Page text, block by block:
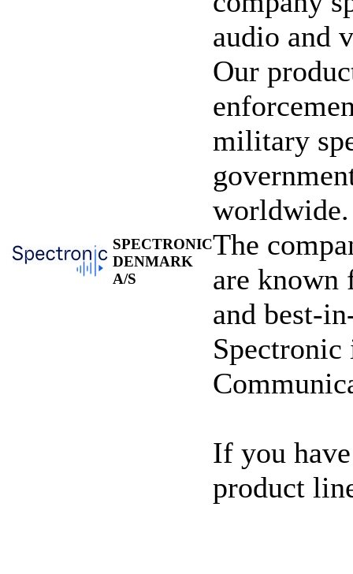
SPECTRONIC
DENMARK
A/S
audio and
Our
military
worldwide.
The
are
and best-
If you
product